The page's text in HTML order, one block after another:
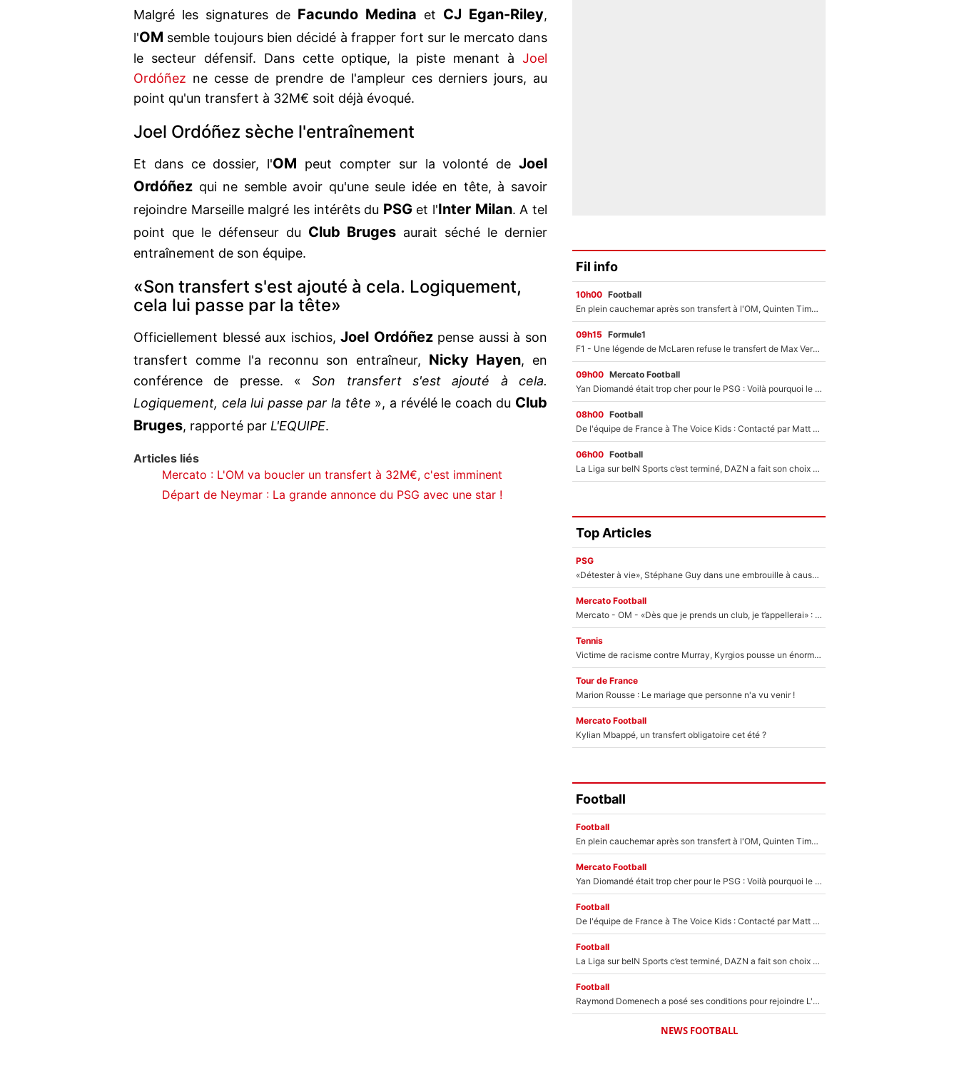
Malgré les signatures de Facundo Medina et CJ Egan-Riley,
l'OM semble toujours bien décidé à frapper fort sur le mercato dans
le secteur défensif. Dans cette optique, la piste menant à Joel
Ordóñez ne cesse de prendre de l'ampleur ces derniers jours, au
point qu'un transfert à 32M€ soit déjà évoqué.
Joel Ordóñez sèche l'entraînement
Et dans ce dossier, l'OM peut compter sur la volonté deJoel
Ordóñez qui ne semble avoir qu'une seule idée en tête, à savoir
rejoindre Marseille malgré les intérêts du PSG et l'Inter Milan. A tel
point que le défenseur du Club Bruges aurait séché le dernier
entraînement de son équipe.
«Son transfert s'est ajouté à cela. Logiquement,
cela lui passe par la tête»
Officiellement blessé aux ischios,Joel Ordóñezpense aussi à son
transfert comme l'a reconnu son entraîneur,
Nicky Hayen, en
conférence de presse. «Son transfert s'est ajouté à cela.
Logiquement, cela lui passe par la tête », a révélé le coach du Club
Bruges, rapporté par L'EQUIPE.
Articles liés
Mercato : L'OM va boucler un transfert à 32M€, c'est imminent
Départ de Neymar : La grande annonce du PSG avec une star !
Fil info
10h00 Football
En plein cauchemar après son transfert à l'OM, Quinten Timber raconte ses doutes après sa signature à Marseille
09h15 Formule1
F1 - Une légende de McLaren refuse le transfert de Max Verstappen qui pourrait «faire des vagues» et plomber l'ambiance dans l'équipe
09h00 Mercato Football
Yan Diomandé était trop cher pour le PSG : Voilà pourquoi le Real Madrid a accepté de payer la somme record de 140M€ pour boucler son transfert !
08h00 Football
De l'équipe de France à The Voice Kids : Contacté par Matt Pokora, Kylian Mbappé a accepté de jouer un rôle inédit sur TF1 !
06h00 Football
La Liga sur beIN Sports c’est terminé, DAZN a fait son choix pour Benjamin Da Silva et Omar Da Fonseca !
Top Articles
PSG
«Détester à vie», Stéphane Guy dans une embrouille à cause du PSG !
Mercato Football
Mercato - OM - «Dès que je prends un club, je t’appellerai» : La promesse de Marcelino au moment de claquer la porte
Tennis
Victime de racisme contre Murray, Kyrgios pousse un énorme coup de gueule !
Tour de France
Marion Rousse : Le mariage que personne n'a vu venir !
Mercato Football
Kylian Mbappé, un transfert obligatoire cet été ?
Football
Football
En plein cauchemar après son transfert à l'OM, Quinten Timber raconte ses doutes après sa signature à Marseille
Mercato Football
Yan Diomandé était trop cher pour le PSG : Voilà pourquoi le Real Madrid a accepté de payer la somme record de 140M€ pour boucler son transfert !
Football
De l'équipe de France à The Voice Kids : Contacté par Matt Pokora, Kylian Mbappé a accepté de jouer un rôle inédit sur TF1 !
Football
La Liga sur beIN Sports c’est terminé, DAZN a fait son choix pour Benjamin Da Silva et Omar Da Fonseca !
Football
Raymond Domenech a posé ses conditions pour rejoindre L'EQUIPE du Soir : Il refuse de faire l'émission avec un autre chroniqueur !
NEWS FOOTBALL